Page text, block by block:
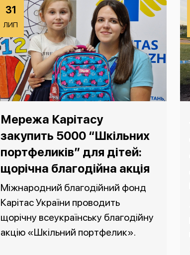
31
ЛИП
Мережа Карітасу
закупить 5000 “Шкільних
портфеликів” для дітей:
щорічна благодійна акція
Міжнародний благодійний фонд
Карітас України проводить
щорічну всеукраїнську благодійну
акцію «Шкільний портфелик».